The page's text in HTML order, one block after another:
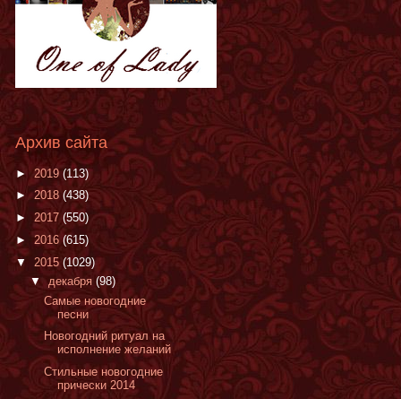
Архив сайта
► 2019 (113)
►2018 (438)
► 2017 (550)
► 2016(615)
▼ 2015 (1029)
▼декабря (98)
Самые новогодние
песни
Новогодний ритуал на
исполнение желаний
Cтильные новогодние
прически 2014